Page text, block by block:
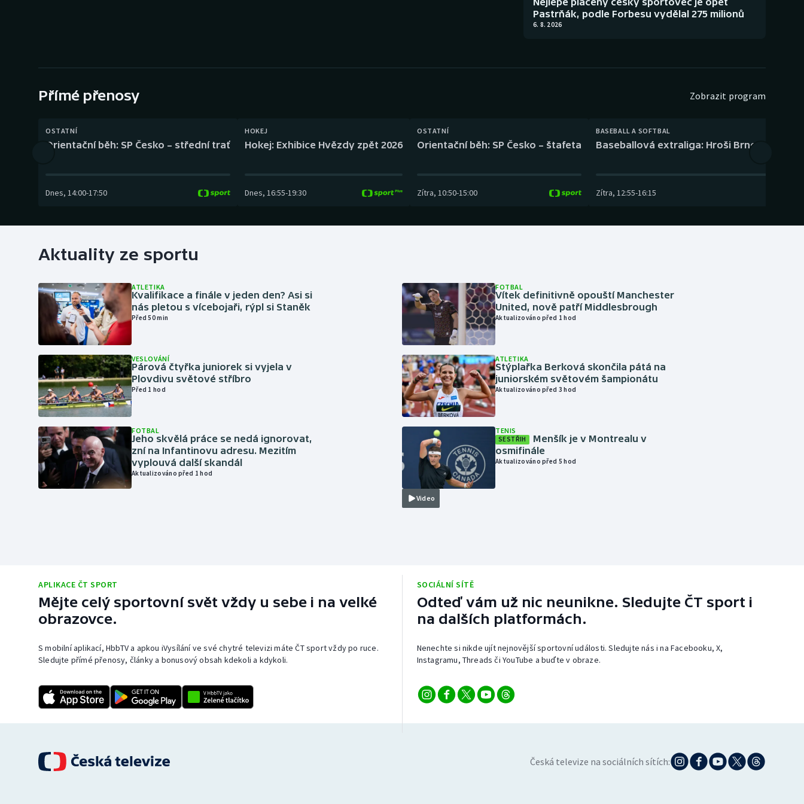
Gymnastika Plážový volejbal
Pastrňák, podle Forbesu vydělal 275 milionů
6. 8. 2026
Přímé přenosy Zobrazit program
OSTATNÍ
Orientační běh: SP Česko – střední trať
Dnes, 14:00-17:50
HOKEJ
Hokej: Exhibice Hvězdy zpět 2026
Dnes, 16:55-19:30
OSTATNÍ
Orientační běh: SP Česko – štafeta
Zítra, 10:50-15:00
BASEBALL A SOFTBAL
Baseballová extraliga: Hroši Brno – Eagles
Zítra, 12:55-16:15
Aktuality ze sportu
ATLETIKA
Kvalifikace a finále v jeden den? Asi si
nás pletou s vícebojaři, rýpl si Staněk
Před 50 min
VESLOVÁNÍ
Párová čtyřka juniorek si vyjela v
Plovdivu světové stříbro
Před 1 hod
FOTBAL
Jeho skvělá práce se nedá ignorovat,
zní na Infantinovu adresu. Mezitím
vyplouvá další skandál
Aktualizováno před 1 hod
FOTBAL
Vítek definitivně opouští Manchester
United, nově patří Middlesbrough
Aktualizováno před 1 hod
ATLETIKA
Stýplařka Berková skončila pátá na
juniorském světovém šampionátu
Aktualizováno před 3 hod
Video
TENIS
SESTŘIH
Menšík je v Montrealu v
osmifinále
Aktualizováno před 5 hod
APLIKACE ČT SPORT
Mějte celý sportovní svět vždy u sebe i na velké
obrazovce.
S mobilní aplikací, HbbTV a apkou iVysílání ve své chytré televizi máte ČT sport vždy po ruce.
Sledujte přímé přenosy, články a bonusový obsah kdekoli a kdykoli.
SOCIÁLNÍ SÍTĚ
Odteď vám už nic neunikne. Sledujte ČT sport i
na dalších platformách.
Nenechte si nikde ujít nejnovější sportovní události. Sledujte nás i na Facebooku, X,
Instagramu, Threads či YouTube a buďte v obraze.
Česká televize na sociálních sítích: